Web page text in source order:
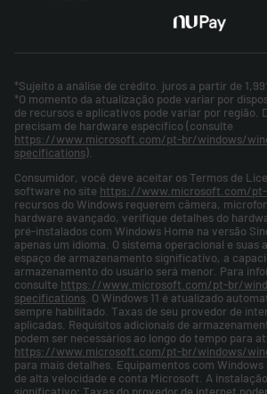
*Sujeito a análise de crédito. juros a partir de
*O momento da atualização pode variar por
de recursos e aplicativos pode variar por região.
precisam de hardware específico (consulte
https://www.microsoft.com/pt-br/windows/
specifications).
Consumidor, você deve aceitar os Termos de
software no site https://www.microsoft.com/
recursos do Windows requerem câmera,
hardware avançado, verifique detalhes do
pré-instalados com Windows Home na versão
apenas um idioma. O sistema operacional e suas
espaço de armazenamento significativo, a
armazenamento do usuário será menor. Para
consulte https://www.microsoft.com/pt-br/
specifications. O Windows 11 é atualizado
sempre habilitado. Taxas de seu provedor de
aplicadas. Requisitos adicionais de
podem ser necessários ao longo do tempo para
https://www.microsoft.com/pt-br/windows/
para mais detalhes. Equipamentos com Windows
de alta velocidade e conta Microsoft. A